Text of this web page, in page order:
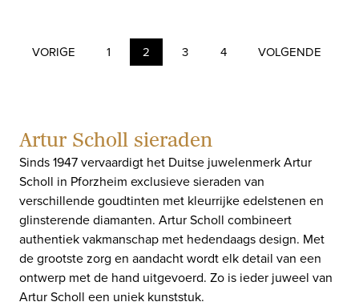
VORIGE 1 2 3 4 VOLGENDE
Artur Scholl sieraden
Sinds 1947 vervaardigt het Duitse juwelenmerk Artur
Scholl in Pforzheim exclusieve sieraden van
verschillende goudtinten met kleurrijke edelstenen en
glinsterende diamanten. Artur Scholl combineert
authentiek vakmanschap met hedendaags design. Met
de grootste zorg en aandacht wordt elk detail van een
ontwerp met de hand uitgevoerd. Zo is ieder juweel van
Artur Scholl een uniek kunststuk.